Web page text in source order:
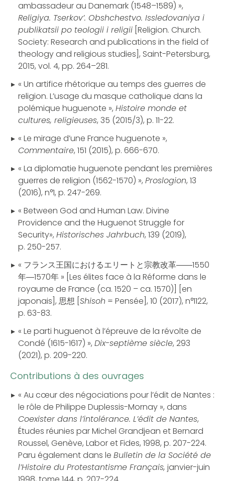
ambassadeur au Danemark (1548–1589) »,
Religiya. Tserkov’. Obshchestvo. Issledovaniya i
publikatsii po teologii i religii [Religion. Church.
Society: Research and publications in the field of
theology and religious studies], Saint-Petersburg,
2015, vol. 4, pp. 264–281.
« Un artifice rhétorique au temps des guerres de
religion. L’usage du masque catholique dans la
polémique huguenote », Histoire monde et
cultures, religieuses, 35 (2015/3), p. 11-22.
« Le mirage d’une France huguenote »,
Commentaire, 151 (2015), p. 666-670.
« La diplomatie huguenote pendant les premières
guerres de religion (1562-1570) », Proslogion, 13
(2016), n°1, p. 247-269.
« Between God and Human Law. Divine
Providence and the Huguenot Struggle for
Security», Historisches Jahrbuch, 139 (2019),
p. 250-257.
« フランス王国におけるエリートと宗教改革――1550
年―1570年 » [Les élites face à la Réforme dans le
royaume de France (ca. 1520 – ca. 1570)] [en
japonais], 思想 [ Shisoh = Pensée], 10 (2017), n°1122,
p. 63-83.
« Le parti huguenot à l’épreuve de la révolte de
Condé (1615-1617) », Dix-septième siècle, 293
(2021), p. 209-220.
Contributions à des ouvrages
« Au cœur des négociations pour l’édit de Nantes :
le rôle de Philippe Duplessis-Mornay », dans
Coexister dans l’intolérance. L’édit de Nantes,
Études réunies par Michel Grandjean et Bernard
Roussel, Genève, Labor et Fides, 1998, p. 207-224.
Paru également dans le Bulletin de la Société de
l’Histoire du Protestantisme Français, janvier-juin